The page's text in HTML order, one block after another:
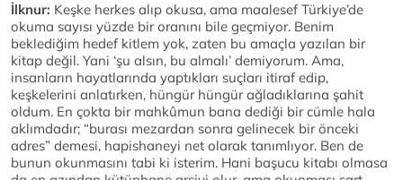
İlknur: Keşke herkes alıp okusa, ama maalesef Türkiye’de
okuma sayısı yüzde bir oranını bile geçmiyor. Benim
beklediğim hedef kitlem yok, zaten bu amaçla yazılan bir
kitap değil. Yani ‘şu alsın, bu almalı’ demiyorum. Ama,
insanların hayatlarında yaptıkları suçları itiraf edip,
keşkelerini anlatırken, hüngür hüngür ağladıklarına şahit
oldum. En çokta bir mahkûmun bana dediği bir cümle hala
aklımdadır; “burası mezardan sonra gelinecek bir önceki
adres” demesi, hapishaneyi net olarak tanımlıyor. Ben de
bunun okunmasını tabi ki isterim. Hani başucu kitabı olmasa